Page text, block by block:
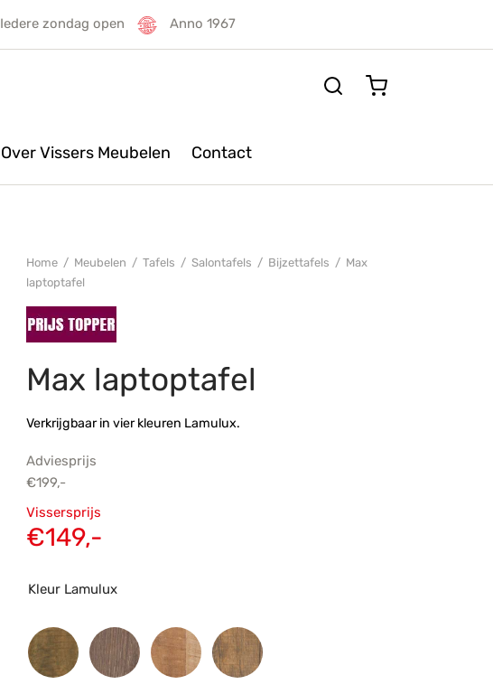
Iedere zondag open Anno 1967
Over Vissers Meubelen Contact
Home / Meubelen / Tafels / Salontafels / Bijzettafels / Max
laptoptafel
Max laptoptafel
Verkrijgbaar in vier kleuren Lamulux.
Adviesprijs
€199,-
Oorspronkelijke
prijs was:
Vissersprijs
€149,-
€149,-.
Kleur Lamulux